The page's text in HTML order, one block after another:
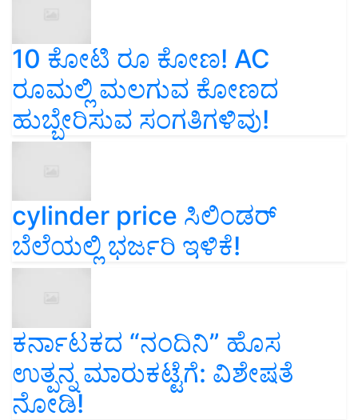
10 ಕೋಟಿ ರೂ ಕೋಣ! AC
ರೂಮಲ್ಲಿ ಮಲಗುವ ಕೋಣದ
ಹುಬ್ಬೇರಿಸುವ ಸಂಗತಿಗಳಿವು!
cylinder price ಸಿಲಿಂಡರ್‌
ಬೆಲೆಯಲ್ಲಿ ಭರ್ಜರಿ ಇಳಿಕೆ!
ಕರ್ನಾಟಕದ “ನಂದಿನಿ” ಹೊಸ
ಉತ್ಪನ್ನ ಮಾರುಕಟ್ಟೆಗೆ: ವಿಶೇಷತೆ
ನೋಡಿ!